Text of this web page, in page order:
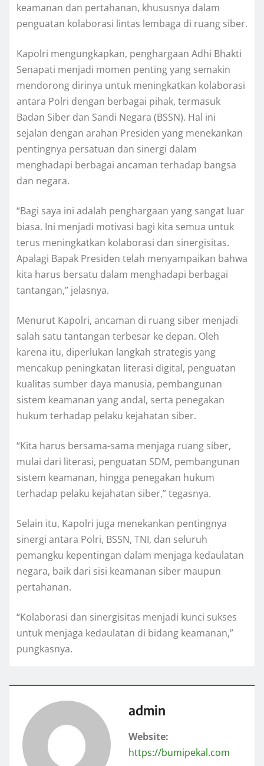
keamanan dan pertahanan, khususnya dalam
penguatan kolaborasi lintas lembaga di ruang siber.
Kapolri mengungkapkan, penghargaan Adhi Bhakti
Senapati menjadi momen penting yang semakin
mendorong dirinya untuk meningkatkan kolaborasi
antara Polri dengan berbagai pihak, termasuk
Badan Siber dan Sandi Negara (BSSN). Hal ini
sejalan dengan arahan Presiden yang menekankan
pentingnya persatuan dan sinergi dalam
menghadapi berbagai ancaman terhadap bangsa
dan negara.
“Bagi saya ini adalah penghargaan yang sangat luar
biasa. Ini menjadi motivasi bagi kita semua untuk
terus meningkatkan kolaborasi dan sinergisitas.
Apalagi Bapak Presiden telah menyampaikan bahwa
kita harus bersatu dalam menghadapi berbagai
tantangan,” jelasnya.
Menurut Kapolri, ancaman di ruang siber menjadi
salah satu tantangan terbesar ke depan. Oleh
karena itu, diperlukan langkah strategis yang
mencakup peningkatan literasi digital, penguatan
kualitas sumber daya manusia, pembangunan
sistem keamanan yang andal, serta penegakan
hukum terhadap pelaku kejahatan siber.
“Kita harus bersama-sama menjaga ruang siber,
mulai dari literasi, penguatan SDM, pembangunan
sistem keamanan, hingga penegakan hukum
terhadap pelaku kejahatan siber,” tegasnya.
Selain itu, Kapolri juga menekankan pentingnya
sinergi antara Polri, BSSN, TNI, dan seluruh
pemangku kepentingan dalam menjaga kedaulatan
negara, baik dari sisi keamanan siber maupun
pertahanan.
“Kolaborasi dan sinergisitas menjadi kunci sukses
untuk menjaga kedaulatan di bidang keamanan,”
pungkasnya.
admin
Website:
https://bumipekal.com